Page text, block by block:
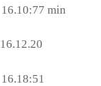
16.10:77 min
16.12.20
16.18:51